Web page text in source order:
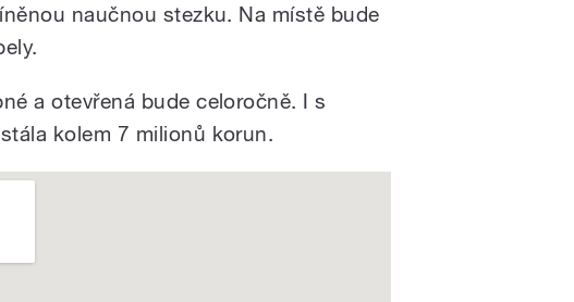
naučnou stezku. Na místě bude
a otevřená bude celoročně. I s
kolem 7 milionů korun.